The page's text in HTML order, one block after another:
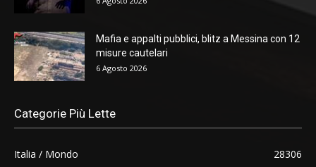
Mafia e appalti pubblici, blitz a Messina con 12
misure cautelari
6 Agosto 2026
Categorie Più Lette
Italia / Mondo
28306